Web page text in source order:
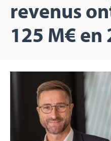
revenus
125 M€ en